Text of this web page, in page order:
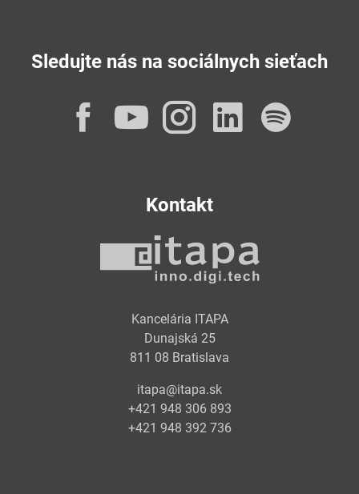
Sledujte nás na sociálnych sieťach
Facebook
YouTube
Instagram
Kontakt
Kancelária ITAPA
Dunajská 25
811 08 Bratislava
itapa@itapa.sk
+421 948 306 893
+421 948 392 736